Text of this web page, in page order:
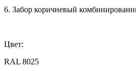
6. Забор коричневый
Цвет:
RAL 8025